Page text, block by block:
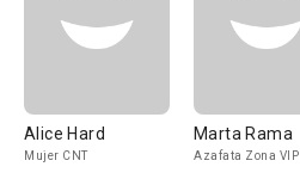
Alice Hard
Mujer CNT
Marta Rama
Azafata Zona VIP